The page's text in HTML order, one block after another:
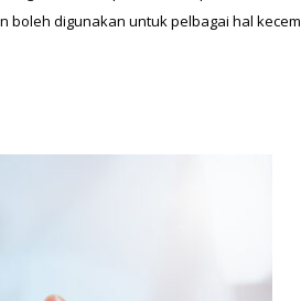
digunakan untuk pelbagai hal